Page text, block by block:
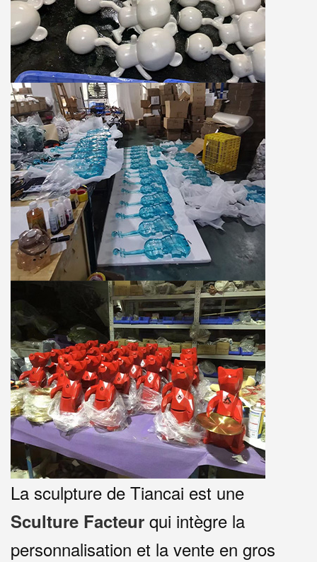
La sculpture de Tiancai est une
Sculture Facteur qui intègre la
personnalisation et la vente en gros